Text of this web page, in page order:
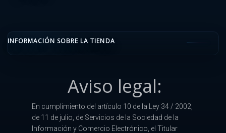
INFORMACIÓN SOBRE LA TIENDA
Aviso legal:
En cumplimiento del artículo 10 de la Ley 34 / 2002,
de 11 de julio, de Servicios de la Sociedad de la
Información y Comercio Electrónico, el Titular